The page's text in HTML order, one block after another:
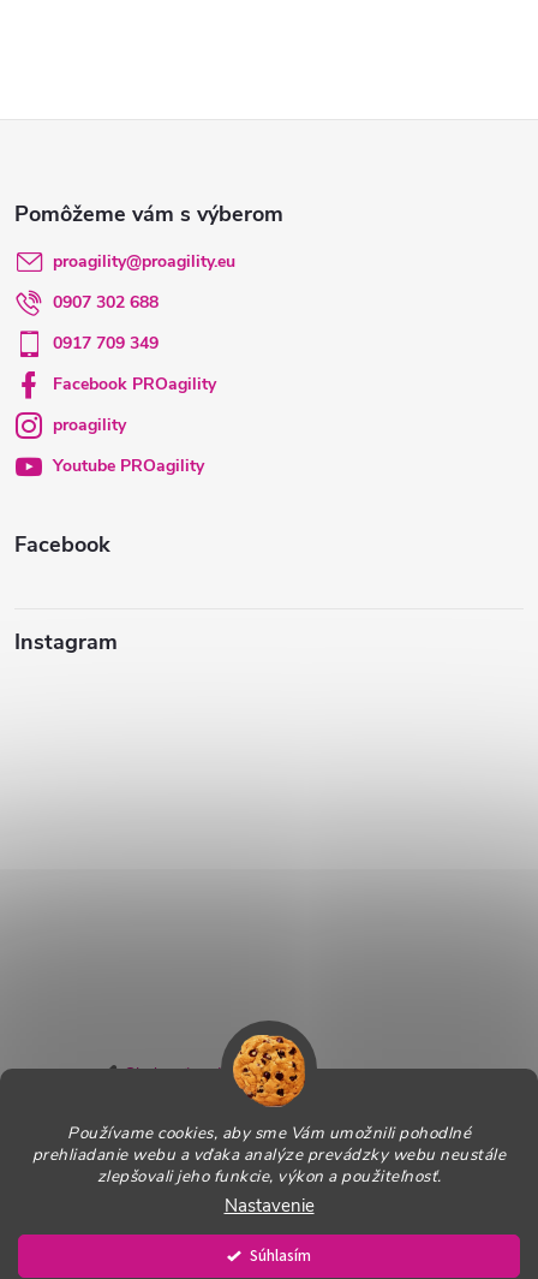
Používame cookies, aby sme Vám umožnili pohodlné
prehliadanie webu a vďaka analýze prevádzky webu neustále
zlepšovali jeho funkcie, výkon a použiteľnosť.
Nastavenie
Súhlasím
á
p
ä
Facebook
Instagram
Sledovať na Instagrame
Informácie pre Vás
proagility@proagility.eu
0907 302 688
0917 709 349
Facebook PROagility
proagility
Youtube PROagility
Upraviť nastavenie cookies